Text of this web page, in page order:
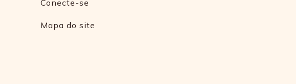
Conecte-se
Mapa do site